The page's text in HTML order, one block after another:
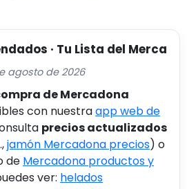
· Tu Lista del Merca
agosto de 2026
de Mercadona
con nuestraapp web de
precios actualizados
jamón Mercadona precios) o
de Mercadona productos y
ver: helados